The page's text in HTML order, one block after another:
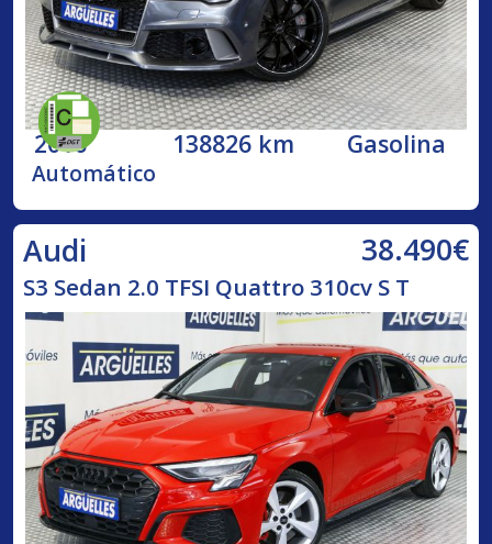
2016 138826 km Gasolina
Automático
Audi 38.490€
S3 Sedan 2.0 TFSI Quattro 310cv S T